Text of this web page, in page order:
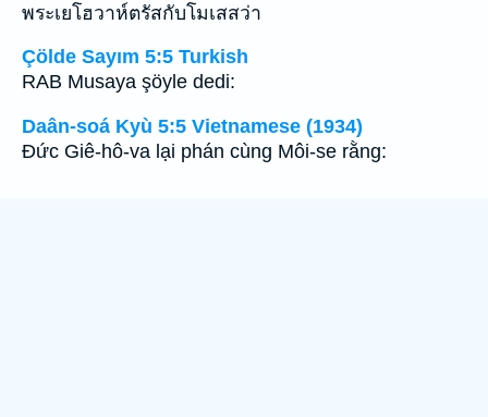
พระเยโฮวาห์ตรัสกับโมเสสว่า
Çölde Sayım 5:5 Turkish
RAB Musaya şöyle dedi:
Daân-soá Kyù 5:5 Vietnamese (1934)
Ðức Giê-hô-va lại phán cùng Môi-se rằng: